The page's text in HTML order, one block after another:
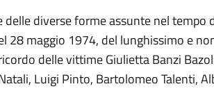
diverse forme assunte nel tempo
28 maggio 1974, del lunghissimo e
delle vittime Giulietta Banzi
Luigi Pinto, Bartolomeo Talenti,